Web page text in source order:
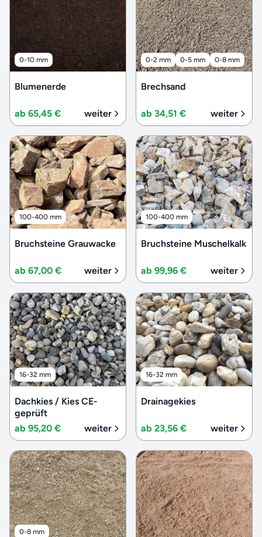
0-10 mm
Blumenerde
ab 65,45 € weiter
0-2 mm 0-5 mm 0-8 mm
Brechsand
ab 34,51 € weiter
100-400 mm
Bruchsteine Grauwacke
ab 67,00 € weiter
100-400 mm
Bruchsteine Muschelkalk
ab 99,96 € weiter
16-32 mm
Dachkies / Kies CE-
geprüft
ab 95,20 €
weiter
16-32 mm
Drainagekies
ab 23,56 € weiter
0-8 mm